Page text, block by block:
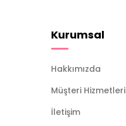
Kurumsal
Hakkımızda
Müşteri Hizmetleri
İletişim